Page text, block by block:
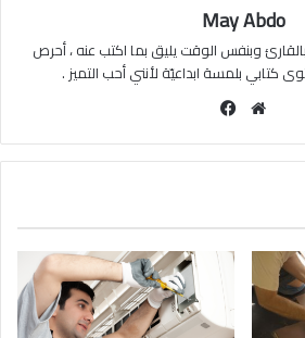
May Abdo
وبنفس الوقت يليق بما اكتب عنه ، أحرص
كتابي بلمسة ابداعيّة لأنني أحب التميز .
موقع